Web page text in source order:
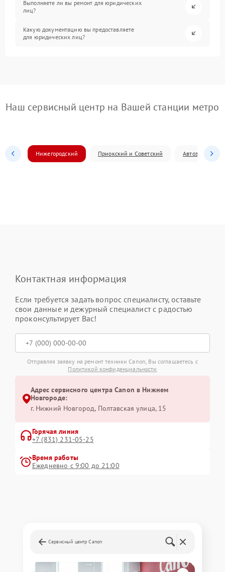
Выполняете ли вы ремонт для юридических
лиц?
Какую документацию вы предоставляете
для юридических лиц?
Наш сервисный центр на Вашей станции метро
Нижегородский Приокский и Советский Автозаводский
Контактная информация
Если требуется задать вопрос специалисту, оставьте
свои данные и дежурный специалист с радостью
проконсультирует Вас!
Отправляя заявку на ремонт техники Canon, Вы соглашаетесь с
Политикой конфиденциальности
Адрес сервисного центра Canon в Нижнем
Новгороде:
г. Нижний Новгород, Полтавская улица, 15
Горячая линия
+7 (831) 231-05-25
Время работы
Ежедневно с 9:00 до 21:00
Сервисный центр Canon